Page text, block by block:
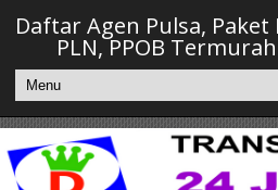
Daftar Agen Pulsa,
PLN, PPOB